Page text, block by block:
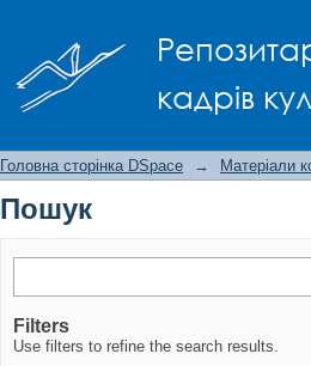
кадрів
Головна сторінка DSpace → Матеріали
Пошук
Filters
Use filters to refine the search results.